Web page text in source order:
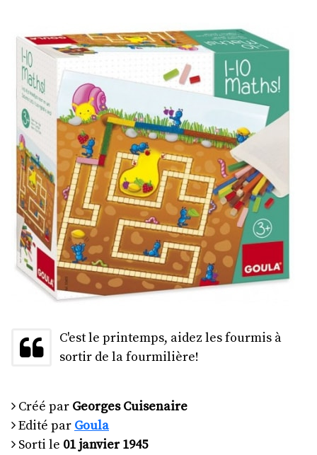
C'est le printemps, aidez les fourmis à
sortir de la fourmilière!
Créé par Georges Cuisenaire
Edité par Goula
Sorti le 01 janvier 1945